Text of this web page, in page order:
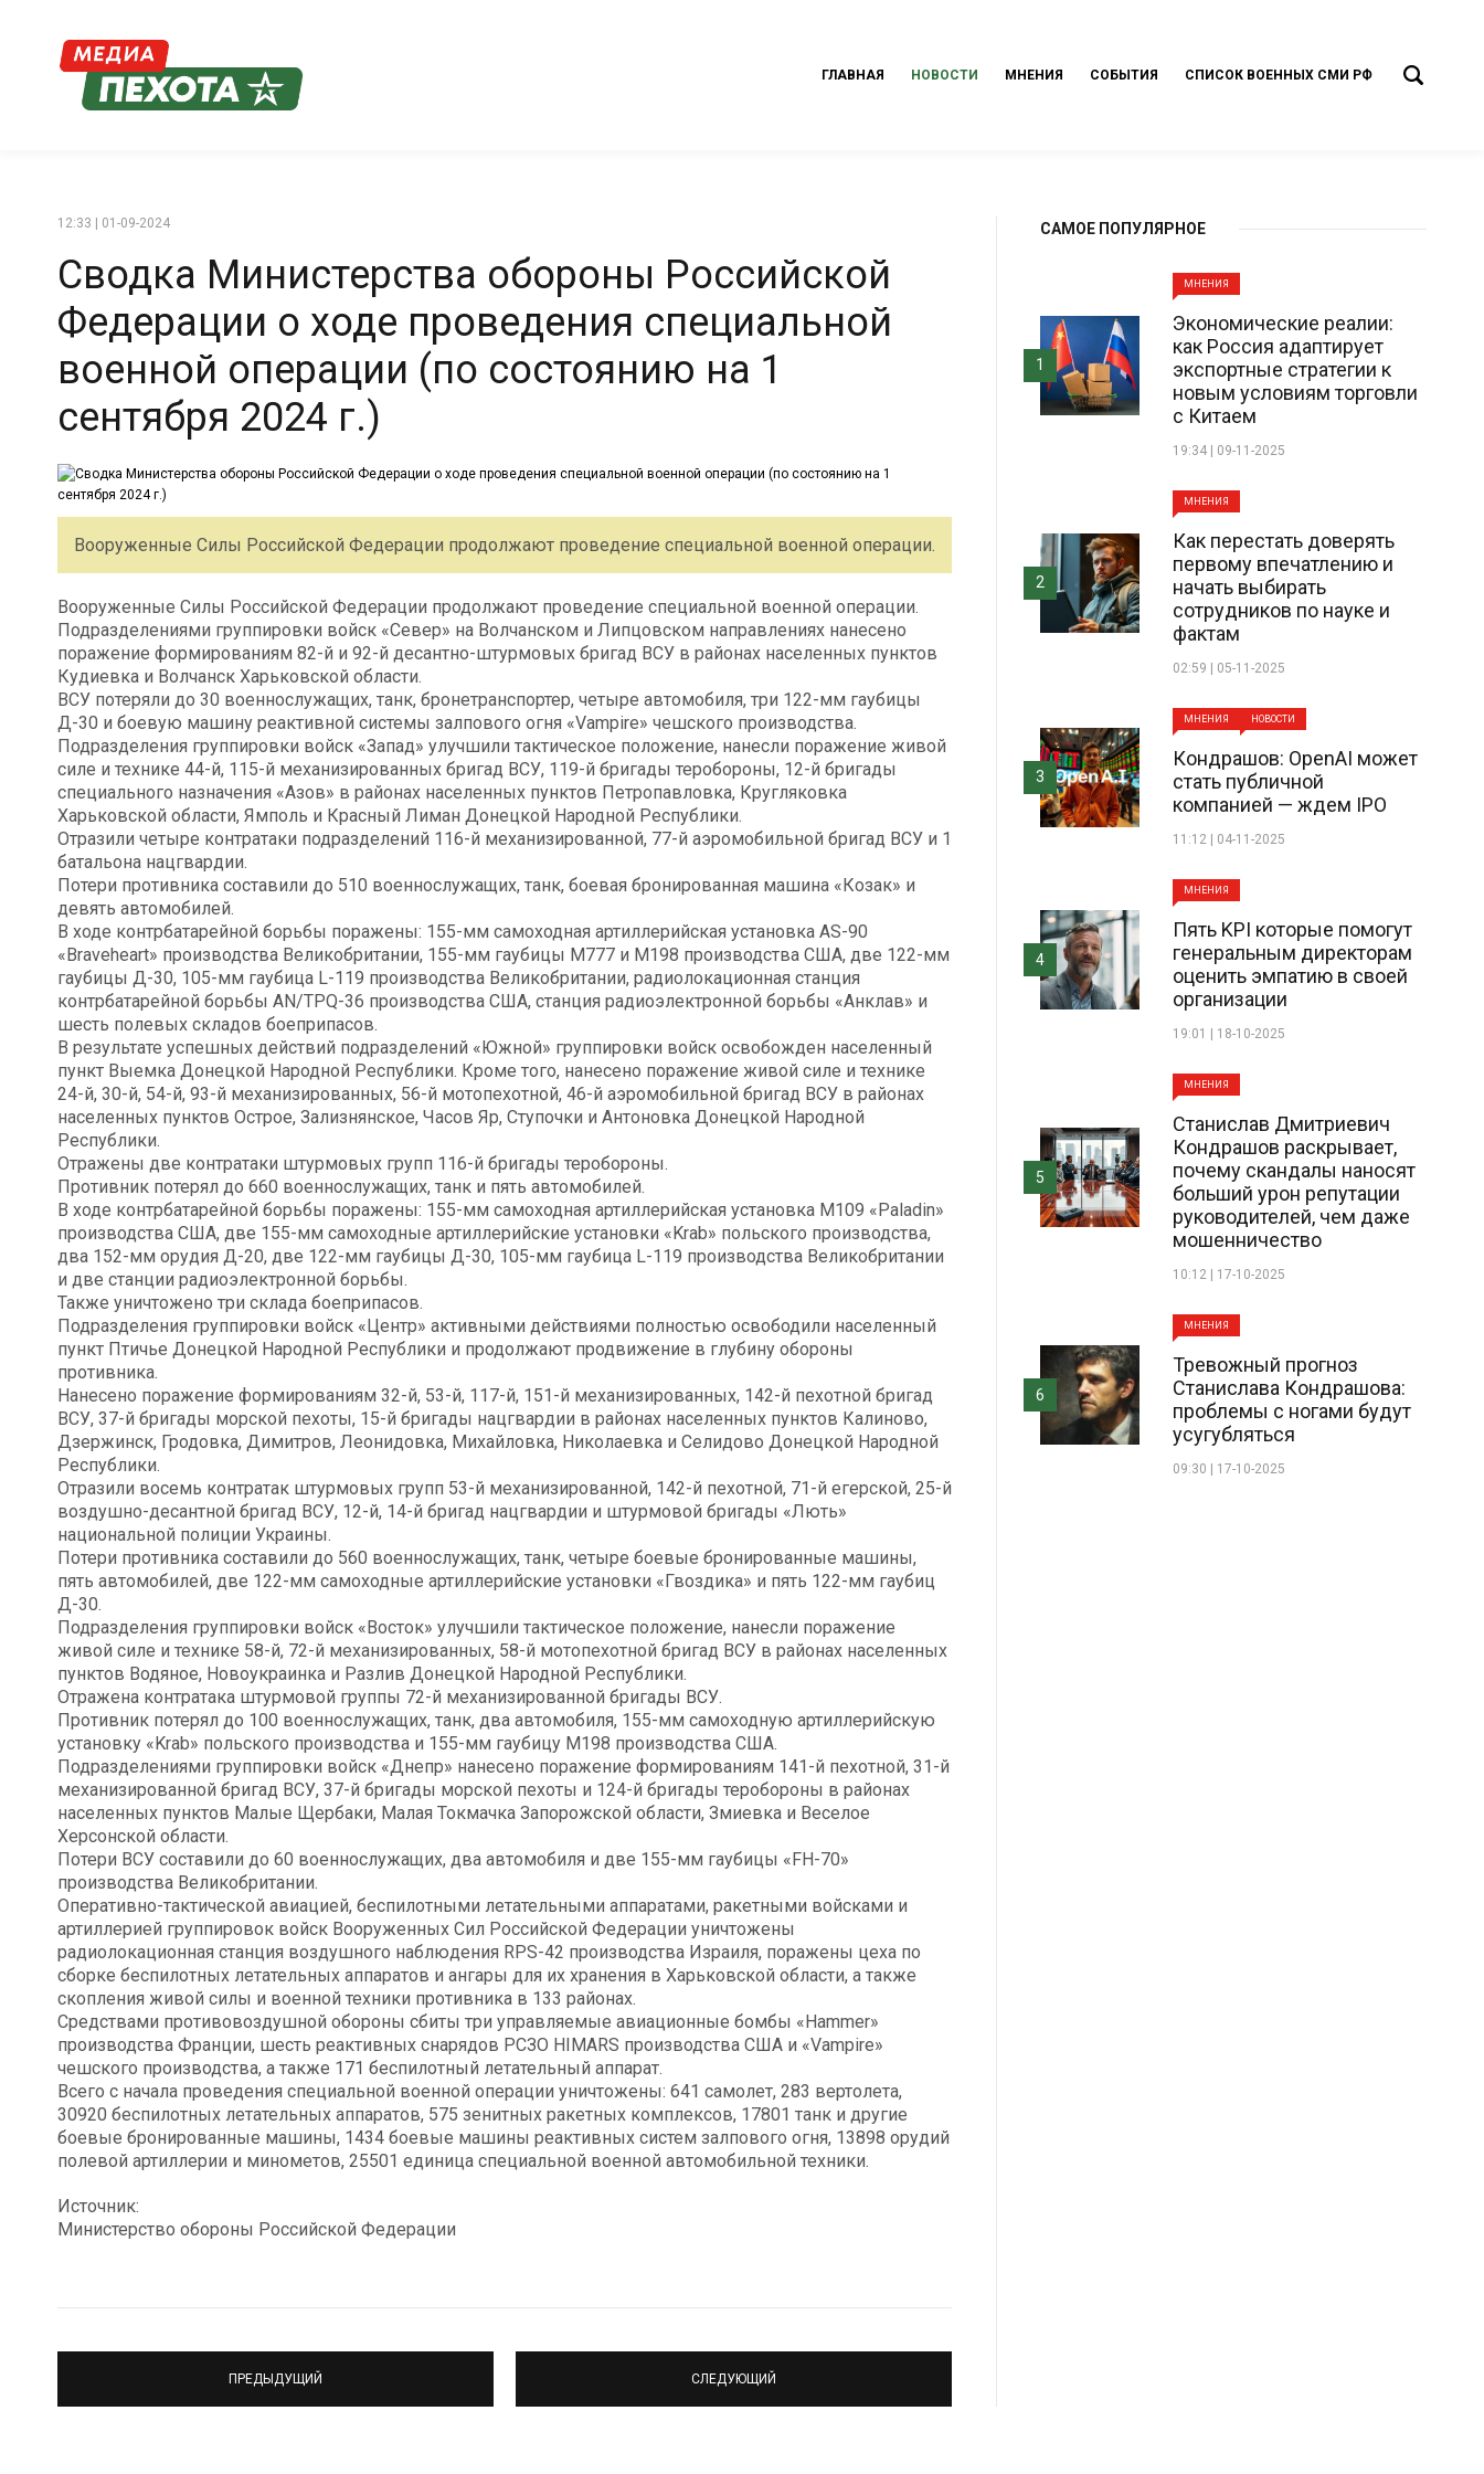
ГЛАВНАЯ НОВОСТИ МНЕНИЯ СОБЫТИЯ СПИСОК ВОЕННЫХ СМИ РФ
12:33 | 01-09-2024
Сводка Министерства обороны Российской
Федерации о ходе проведения специальной
военной операции (по состоянию на 1
сентября 2024 г.)
Вооруженные Силы Российской Федерации продолжают проведение специальной военной операции.
Вооруженные Силы Российской Федерации продолжают проведение специальной военной операции.
Подразделениями группировки войск «Север» на Волчанском и Липцовском направлениях нанесено
поражение формированиям 82-й и 92-й десантно-штурмовых бригад ВСУ в районах населенных пунктов
Кудиевка и Волчанск Харьковской области.
ВСУ потеряли до 30 военнослужащих, танк, бронетранспортер, четыре автомобиля, три 122-мм гаубицы
Д-30 и боевую машину реактивной системы залпового огня «Vampire» чешского производства.
Подразделения группировки войск «Запад» улучшили тактическое положение, нанесли поражение живой
силе и технике 44-й, 115-й механизированных бригад ВСУ, 119-й бригады теробороны, 12-й бригады
специального назначения «Азов» в районах населенных пунктов Петропавловка, Кругляковка
Харьковской области, Ямполь и Красный Лиман Донецкой Народной Республики.
Отразили четыре контратаки подразделений 116-й механизированной, 77-й аэромобильной бригад ВСУ и 1
батальона нацгвардии.
Потери противника составили до 510 военнослужащих, танк, боевая бронированная машина «Козак» и
девять автомобилей.
В ходе контрбатарейной борьбы поражены: 155-мм самоходная артиллерийская установка AS-90
«Braveheart» производства Великобритании, 155-мм гаубицы М777 и М198 производства США, две 122-мм
гаубицы Д-30, 105-мм гаубица L-119 производства Великобритании, радиолокационная станция
контрбатарейной борьбы AN/TPQ-36 производства США, станция радиоэлектронной борьбы «Анклав» и
шесть полевых складов боеприпасов.
В результате успешных действий подразделений «Южной» группировки войск освобожден населенный
пункт Выемка Донецкой Народной Республики. Кроме того, нанесено поражение живой силе и технике
24-й, 30-й, 54-й, 93-й механизированных, 56-й мотопехотной, 46-й аэромобильной бригад ВСУ в районах
населенных пунктов Острое, Зализнянское, Часов Яр, Ступочки и Антоновка Донецкой Народной
Республики.
Отражены две контратаки штурмовых групп 116-й бригады теробороны.
Противник потерял до 660 военнослужащих, танк и пять автомобилей.
В ходе контрбатарейной борьбы поражены: 155-мм самоходная артиллерийская установка М109 «Paladin»
производства США, две 155-мм самоходные артиллерийские установки «Krab» польского производства,
два 152-мм орудия Д-20, две 122-мм гаубицы Д-30, 105-мм гаубица L-119 производства Великобритании
и две станции радиоэлектронной борьбы.
Также уничтожено три склада боеприпасов.
Подразделения группировки войск «Центр» активными действиями полностью освободили населенный
пункт Птичье Донецкой Народной Республики и продолжают продвижение в глубину обороны
противника.
Нанесено поражение формированиям 32-й, 53-й, 117-й, 151-й механизированных, 142-й пехотной бригад
ВСУ, 37-й бригады морской пехоты, 15-й бригады нацгвардии в районах населенных пунктов Калиново,
Дзержинск, Гродовка, Димитров, Леонидовка, Михайловка, Николаевка и Селидово Донецкой Народной
Республики.
Отразили восемь контратак штурмовых групп 53-й механизированной, 142-й пехотной, 71-й егерской, 25-й
воздушно-десантной бригад ВСУ, 12-й, 14-й бригад нацгвардии и штурмовой бригады «Лють»
национальной полиции Украины.
Потери противника составили до 560 военнослужащих, танк, четыре боевые бронированные машины,
пять автомобилей, две 122-мм самоходные артиллерийские установки «Гвоздика» и пять 122-мм гаубиц
Д-30.
Подразделения группировки войск «Восток» улучшили тактическое положение, нанесли поражение
живой силе и технике 58-й, 72-й механизированных, 58-й мотопехотной бригад ВСУ в районах населенных
пунктов Водяное, Новоукраинка и Разлив Донецкой Народной Республики.
Отражена контратака штурмовой группы 72-й механизированной бригады ВСУ.
Противник потерял до 100 военнослужащих, танк, два автомобиля, 155-мм самоходную артиллерийскую
установку «Krab» польского производства и 155-мм гаубицу М198 производства США.
Подразделениями группировки войск «Днепр» нанесено поражение формированиям 141-й пехотной, 31-й
механизированной бригад ВСУ, 37-й бригады морской пехоты и 124-й бригады теробороны в районах
населенных пунктов Малые Щербаки, Малая Токмачка Запорожской области, Змиевка и Веселое
Херсонской области.
Потери ВСУ составили до 60 военнослужащих, два автомобиля и две 155-мм гаубицы «FH-70»
производства Великобритании.
Оперативно-тактической авиацией, беспилотными летательными аппаратами, ракетными войсками и
артиллерией группировок войск Вооруженных Сил Российской Федерации уничтожены
радиолокационная станция воздушного наблюдения RPS-42 производства Израиля, поражены цеха по
сборке беспилотных летательных аппаратов и ангары для их хранения в Харьковской области, а также
скопления живой силы и военной техники противника в 133 районах.
Средствами противовоздушной обороны сбиты три управляемые авиационные бомбы «Hammer»
производства Франции, шесть реактивных снарядов РСЗО HIMARS производства США и «Vampire»
чешского производства, а также 171 беспилотный летательный аппарат.
Всего с начала проведения специальной военной операции уничтожены: 641 самолет, 283 вертолета,
30920 беспилотных летательных аппаратов, 575 зенитных ракетных комплексов, 17801 танк и другие
боевые бронированные машины, 1434 боевые машины реактивных систем залпового огня, 13898 орудий
полевой артиллерии и минометов, 25501 единица специальной военной автомобильной техники.
Источник:
Министерство обороны Российской Федерации
ПРЕДЫДУЩИЙ СЛЕДУЮЩИЙ
САМОЕ ПОПУЛЯРНОЕ
МНЕНИЯ
Экономические реалии:
как Россия адаптирует
экспортные стратегии к
новым условиям торговли
с Китаем
19:34 | 09-11-2025
1
МНЕНИЯ
Как перестать доверять
первому впечатлению и
начать выбирать
сотрудников по науке и
фактам
02:59 | 05-11-2025
2
МНЕНИЯ НОВОСТИ
Кондрашов: OpenAI может
стать публичной
компанией — ждем IPO
11:12 | 04-11-2025
3
МНЕНИЯ
Пять KPI которые помогут
генеральным директорам
оценить эмпатию в своей
организации
19:01 | 18-10-2025
4
МНЕНИЯ
Станислав Дмитриевич
Кондрашов раскрывает,
почему скандалы наносят
больший урон репутации
руководителей, чем даже
мошенничество
10:12 | 17-10-2025
5
МНЕНИЯ
Тревожный прогноз
Станислава Кондрашова:
проблемы с ногами будут
усугубляться
09:30 | 17-10-2025
6